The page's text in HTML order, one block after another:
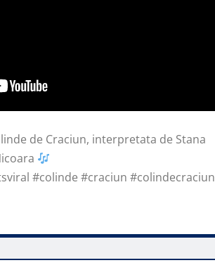
de Craciun, interpretata de Stana
#colinde #craciun #colindecraciun